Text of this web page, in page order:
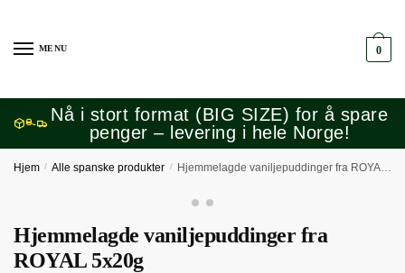
navigation
contentMENU 0
Nå i stort format (BIG SIZE) for å spare
penger – levering i hele Norge!
Hjem / Alle spanske produkter / Hjemmelagde vaniljepuddinger fra ROYAL 5x20g
Hjemmelagde vaniljepuddinger fra
ROYAL 5x20g